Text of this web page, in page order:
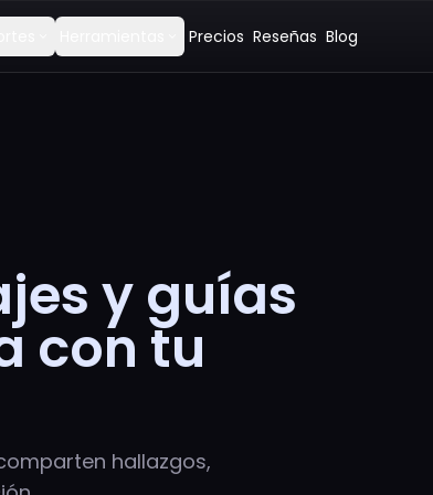
Precios Reseñas Blog
y guías
con tu
hallazgos,